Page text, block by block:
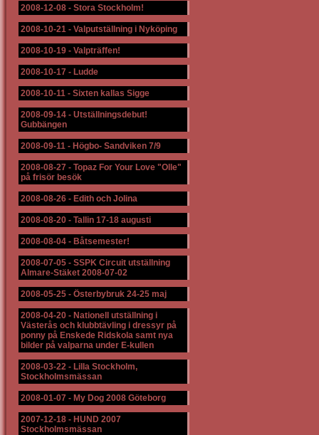
2008-12-08 - Stora Stockholm!
2008-10-21 - Valputställning i Nyköping
2008-10-19 - Valpträffen!
2008-10-17 - Ludde
2008-10-11 - Sixten kallas Sigge
2008-09-14 - Utställningsdebut!
Gubbängen
2008-09-11 - Högbo- Sandviken 7/9
2008-08-27 - Topaz For Your Love "Olle"
på frisör besök
2008-08-26 - Edith och Jolina
2008-08-20 - Tallin 17-18 augusti
2008-08-04 - Båtsemester!
2008-07-05 - SSPK Circuit utställning
Almare-Stäket 2008-07-02
2008-05-25 - Österbybruk 24-25 maj
2008-04-20 - Nationell utställning i
Västerås och klubbtävling i dressyr på
ponny på Enskede Ridskola samt nya
bilder på valparna under E-kullen
2008-03-22 - Lilla Stockholm,
Stockholmsmässan
2008-01-07 - My Dog 2008 Göteborg
2007-12-18 - HUND 2007
Stockholmsmässan